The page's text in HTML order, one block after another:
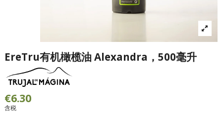
EreTru有机橄榄油 Alexandra，500毫升
€6.30
含税